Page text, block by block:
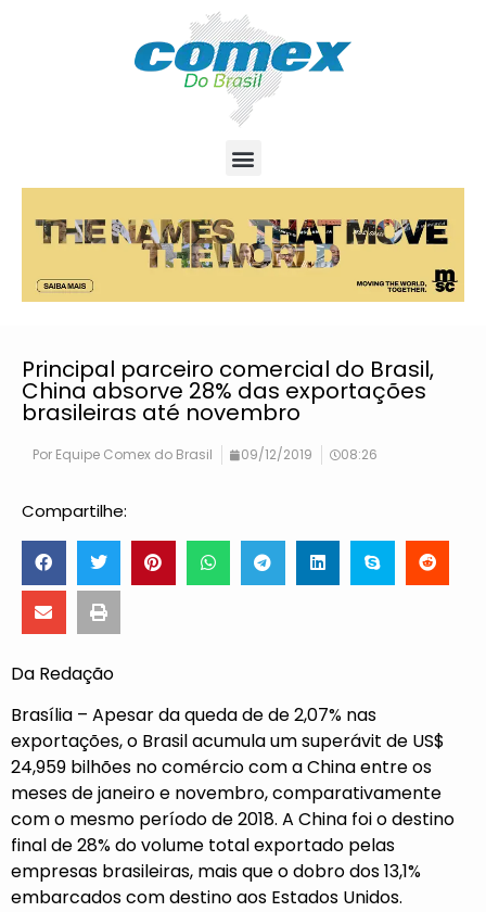
Principal parceiro comercial do Brasil,
China absorve 28% das exportações
brasileiras até novembro
Por Equipe Comex do Brasil 09/12/2019 08:26
Compartilhe:
Da Redação
Brasília – Apesar da queda de de 2,07% nas
exportações, o Brasil acumula um superávit de US$
24,959 bilhões no comércio com a China entre os
meses de janeiro e novembro, comparativamente
com o mesmo período de 2018. A China foi o destino
final de 28% do volume total exportado pelas
empresas brasileiras, mais que o dobro dos 13,1%
embarcados com destino aos Estados Unidos.